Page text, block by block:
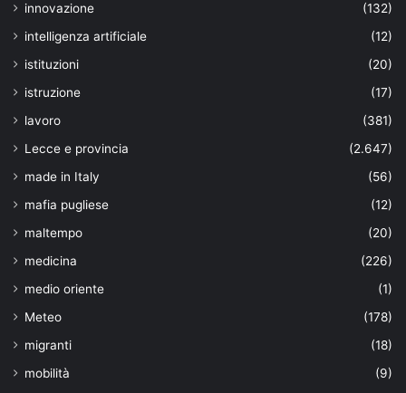
innovazione
(132)
intelligenza artificiale
(12)
istituzioni
(20)
istruzione
(17)
lavoro
(381)
Lecce e provincia
(2.647)
made in Italy
(56)
mafia pugliese
(12)
maltempo
(20)
medicina
(226)
medio oriente
(1)
Meteo
(178)
migranti
(18)
mobilità
(9)